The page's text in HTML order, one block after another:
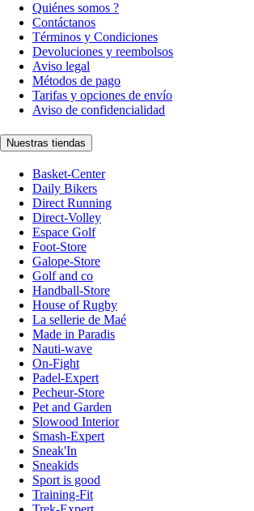
Quiénes somos ?
Contáctanos
Términos y Condiciones
Devoluciones y reembolsos
Aviso legal
Métodos de pago
Tarifas y opciones de envío
Aviso de confidencialidad
Nuestras tiendas
Basket-Center
Daily Bikers
Direct Running
Direct-Volley
Espace Golf
Foot-Store
Galope-Store
Golf and co
Handball-Store
House of Rugby
La sellerie de Maé
Made in Paradis
Nauti-wave
On-Fight
Padel-Expert
Pecheur-Store
Pet and Garden
Slowood Interior
Smash-Expert
Sneak'In
Sneakids
Sport is good
Training-Fit